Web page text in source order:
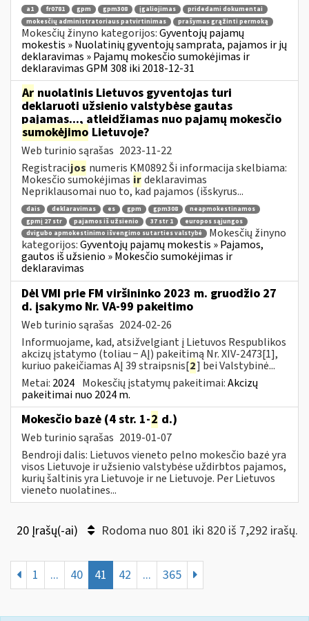
a1 fr0781 gpm gpm308 įgaliojimas
pridedami dokumentai
mokesčių administratoriaus patvirtinimas
prašymas grąžinti permoką
Mokesčių žinyno kategorijos:Gyventojų pajamų
mokestis » Nuolatinių gyventojų samprata, pajamos ir jų
deklaravimas » Pajamų mokesčio sumokėjimas ir
deklaravimas GPM 308 iki 2018-12-31
Ar nuolatinis Lietuvos gyventojas turi
deklaruoti užsienio valstybėse gautas
pajamas..., atleidžiamas nuo pajamų mokesčio
sumokėjimo Lietuvoje?
Web turinio sąrašas 2023-11-22
Registracijos numeris KM0892 Ši informacija skelbiama:
Mokesčio sumokėjimas irdeklaravimas
Nepriklausomai nuo to, kad pajamos (išskyrus...
dais deklaravimas es gpm gpm308
neapmokestinamos
gpmį 27 str
pajamos iš užsienio 37 str 1
europos sąjungos
dvigubo apmokestinimo išvengimo sutarties valstybė
Mokesčių žinyno
kategorijos:Gyventojų pajamų mokestis » Pajamos,
gautos iš užsienio » Mokesčio sumokėjimas ir
deklaravimas
Dėl VMI prie FM viršininko 2023 m. gruodžio 27
d. įsakymo Nr. VA-99 pakeitimo
Web turinio sąrašas 2024-02-26
Informuojame, kad, atsižvelgiant į Lietuvos Respublikos
akcizų įstatymo (toliau − AĮ) pakeitimą Nr. XIV-2473[1],
kuriuo pakeičiamas AĮ 39 straipsnis[2] bei Valstybinė...
Metai: 2024 Mokesčių įstatymų pakeitimai:Akcizų
pakeitimai nuo 2024 m.
Mokesčio bazė (4 str. 1-2 d.)
Web turinio sąrašas 2019-01-07
Bendroji dalis: Lietuvos vieneto pelno mokesčio bazė yra
visos Lietuvoje ir užsienio valstybėse uždirbtos pajamos,
kurių šaltinis yra Lietuvoje ir ne Lietuvoje. Per Lietuvos
vieneto nuolatines...
20 Įrašų(-ai) Rodoma nuo 801 iki 820 iš 7,292 irašų.
1 ... 40 41 42 ... 365